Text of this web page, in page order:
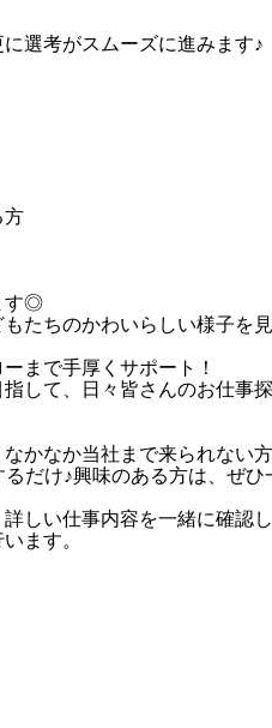
選考がスムーズに進みます♪
方
す◎
たちのかわいらしい様子を
まで手厚くサポート！
して、日々皆さんのお仕
かなか当社まで来られない
だけ♪興味のある方は、ぜひ
しい仕事内容を一緒に確認し
ます。